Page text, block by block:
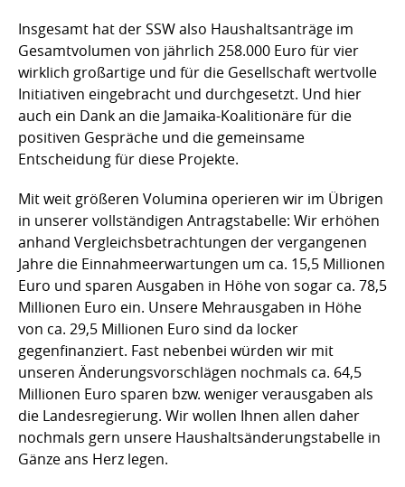
Insgesamt hat der SSW also Haushaltsanträge im
Gesamtvolumen von jährlich 258.000 Euro für vier
wirklich großartige und für die Gesellschaft wertvolle
Initiativen eingebracht und durchgesetzt. Und hier
auch ein Dank an die Jamaika-Koalitionäre für die
positiven Gespräche und die gemeinsame
Entscheidung für diese Projekte.
Mit weit größeren Volumina operieren wir im Übrigen
in unserer vollständigen Antragstabelle: Wir erhöhen
anhand Vergleichsbetrachtungen der vergangenen
Jahre die Einnahmeerwartungen um ca. 15,5 Millionen
Euro und sparen Ausgaben in Höhe von sogar ca. 78,5
Millionen Euro ein. Unsere Mehrausgaben in Höhe
von ca. 29,5 Millionen Euro sind da locker
gegenfinanziert. Fast nebenbei würden wir mit
unseren Änderungsvorschlägen nochmals ca. 64,5
Millionen Euro sparen bzw. weniger verausgaben als
die Landesregierung. Wir wollen Ihnen allen daher
nochmals gern unsere Haushaltsänderungstabelle in
Gänze ans Herz legen.